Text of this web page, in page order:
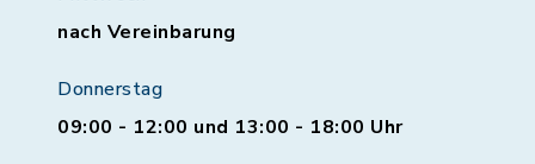
nach Vereinbarung
Donnerstag
09:00 - 12:00 und 13:00 - 18:00 Uhr